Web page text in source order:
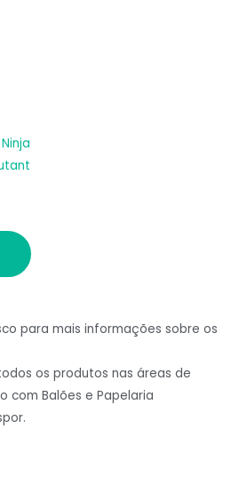
para mais informações sobre os
os produtos nas áreas de
com Balões e Papelaria